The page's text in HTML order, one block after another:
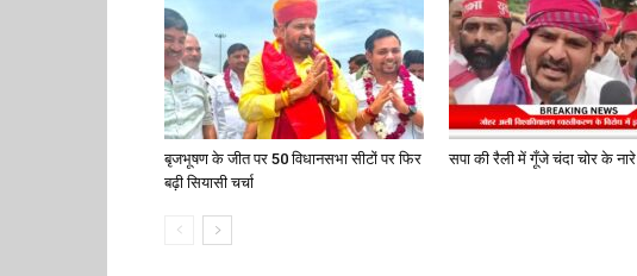
बृजभूषण के जीत पर 50 विधानसभा सीटों पर फिर
बढ़ी सियासी चर्चा
सपा की रैली में गूँजे चंदा चोर के नारे